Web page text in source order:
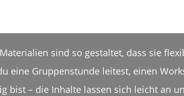
sind so gestaltet, dass sie
eine Gruppenstunde leitest, einen
bist – die Inhalte lassen sich leicht an